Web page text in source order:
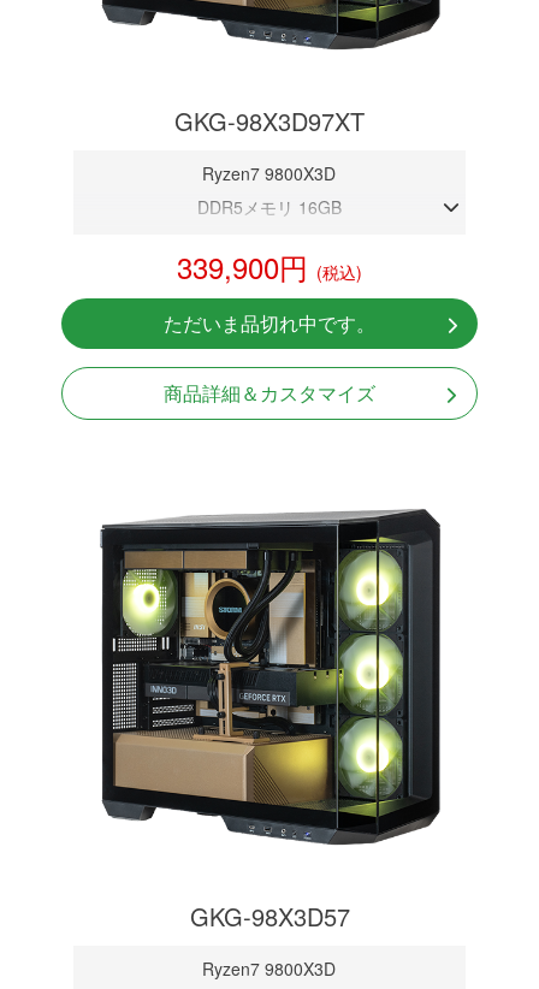
GKG-98X3D97XT
Ryzen7 9800X3D
DDR5メモリ 16GB
NVMeSSD 1TB
無線LAN Bluetooth対応
Windows11 Home 64bit
339,900円 (税込)
ただいま品切れ中です。
商品詳細＆カスタマイズ
GKG-98X3D57
Ryzen7 9800X3D